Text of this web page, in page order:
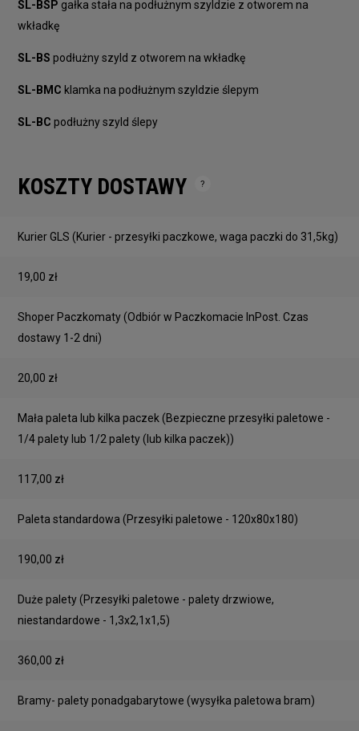
SL-BSP gałka stała na podłużnym szyldzie z otworem na
wkładkę
SL-BS podłużny szyld z otworem na wkładkę
SL-BMC klamka na podłużnym szyldzie ślepym
SL-BC podłużny szyld ślepy
KOSZTY DOSTAWY
Kurier GLS (Kurier - przesyłki paczkowe, waga paczki do 31,5kg)
19,00 zł
Shoper Paczkomaty(Odbiór w Paczkomacie InPost. Czas
dostawy 1-2 dni)
20,00 zł
Mała paleta lub kilka paczek(Bezpieczne przesyłki paletowe -
1/4 palety lub 1/2 palety (lub kilka paczek))
117,00 zł
Paleta standardowa (Przesyłki paletowe - 120x80x180)
190,00 zł
Duże palety(Przesyłki paletowe - palety drzwiowe,
niestandardowe - 1,3x2,1x1,5)
360,00 zł
Bramy- palety ponadgabarytowe (wysyłka paletowa bram)